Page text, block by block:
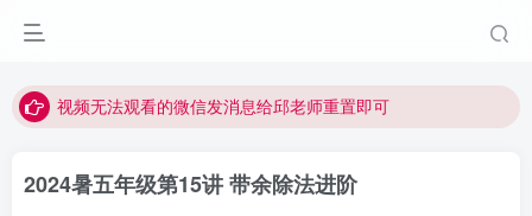
视频无法观看的微信发消息给邱老师重置即可
2024暑五年级第15讲 带余除法进阶